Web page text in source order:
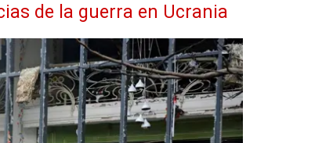
de la guerra en Ucrania